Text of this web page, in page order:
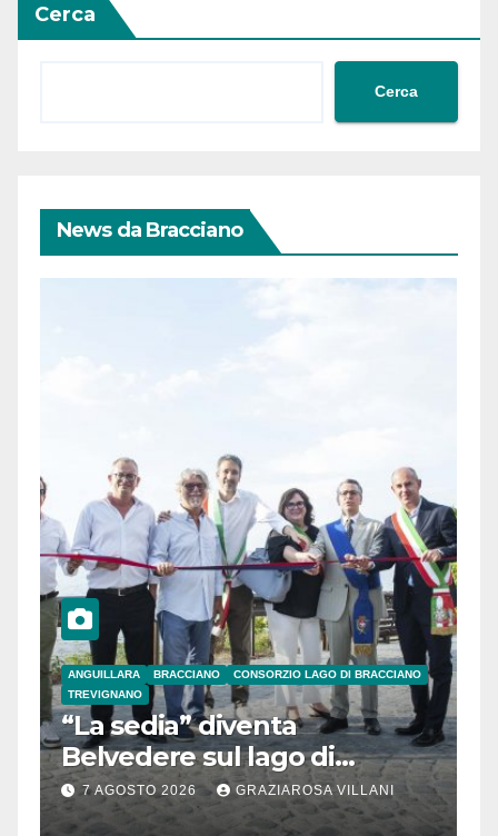
Cerca
Cerca
News da Bracciano
ANGUILLARA BRACCIANO
CONSORZIO LAGO DI BRACCIANO
TREVIGNANO
“La sedia” diventa
Belvedere sul lago di
Bracciano: ieri
l’inaugurazione
7 AGOSTO 2026 GRAZIAROSA VILLANI